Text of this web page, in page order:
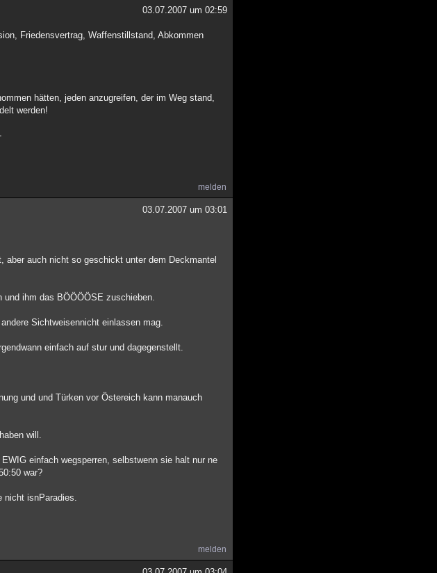
03.07.2007 um 02:59
Friedensvertrag, Waffenstillstand, Abkommen
hätten, jeden anzugreifen, der im Weg stand,
werden!
melden
03.07.2007 um 03:01
aber auch nicht so geschickt unter dem Deckmantel
ihm das BÖÖÖÖSE zuschieben.
Sichtweisennicht einlassen mag.
einfach auf stur und dagegenstellt.
und und Türken vor Östereich kann manauch
will.
einfach wegsperren, selbstwenn sie halt nur ne
war?
nicht isnParadies.
melden